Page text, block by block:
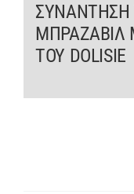
ΤΟ ΠΑΤΡΙΑΡΧΕΙΟ
ΣΥΝΑΝΤΗΣΗ
ΜΠΡΑΖΑΒΙΛ
ΤΟΥ DOLISIE